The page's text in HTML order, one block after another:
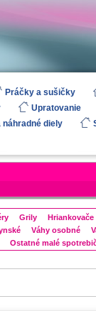
Práčky a sušičky
Upratovanie
náhradné diely
Grily
Váhy osobné
Ostatné malé